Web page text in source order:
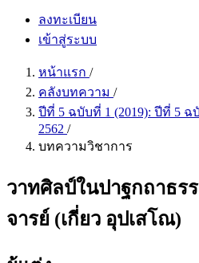
ลงทะเบียน
เข้าสู่ระบบ
หน้าแรก /
คลังบทความ /
ปีที่ 5 ฉบับที่ 1 (2019): ปีที่ 5
2562 /
บทความวิชาการ
วาทศิลป์ในปาฐกถาธร
จารย์ (เกี่ยว อุปเสโณ)